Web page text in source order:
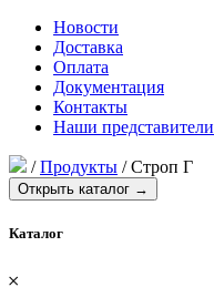
Новости
Доставка
Оплата
Документация
Контакты
Наши представители
/Продукты /Строп Г
Открыть каталог →
Каталог
𐄂